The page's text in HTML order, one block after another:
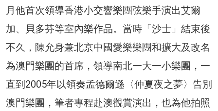
月他首次領導香港小交響樂團弦樂手演出艾爾
加、貝多芬等室內樂作品。當時「沙士」結束後
不久，陳允身兼北京中國愛樂樂團和擴大及改名
為澳門樂團的首席，領導南北一大一小樂團，一
直到2005年以領奏孟德爾遜〈仲夏夜之夢〉告別
澳門樂團，筆者專程赴澳觀賞演出，也為他拍照